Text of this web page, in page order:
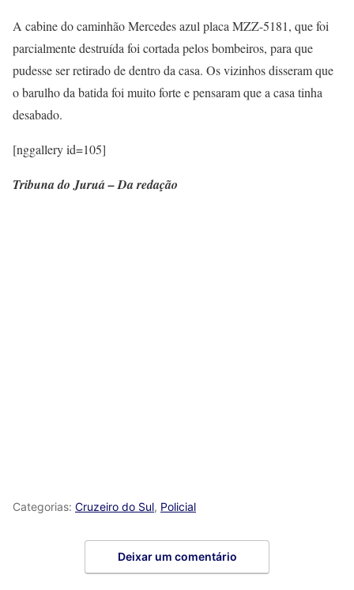
A cabine do caminhão Mercedes azul placa MZZ-5181, que foi
parcialmente destruída foi cortada pelos bombeiros, para que
pudesse ser retirado de dentro da casa. Os vizinhos disseram que
o barulho da batida foi muito forte e pensaram que a casa tinha
desabado.
[nggallery id=105]
Tribuna do Juruá – Da redação
Categorias: Cruzeiro do Sul, Policial
Deixar um comentário